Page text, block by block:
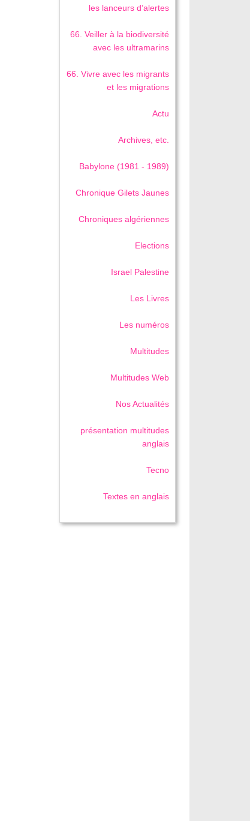
les lanceurs d’alertes
66. Veiller à la biodiversité
avec les ultramarins
66. Vivre avec les migrants
et les migrations
Actu
Archives, etc.
Babylone (1981 - 1989)
Chronique Gilets Jaunes
Chroniques algériennes
Elections
Israel Palestine
Les Livres
Les numéros
Multitudes
Multitudes Web
Nos Actualités
présentation multitudes
anglais
Tecno
Textes en anglais